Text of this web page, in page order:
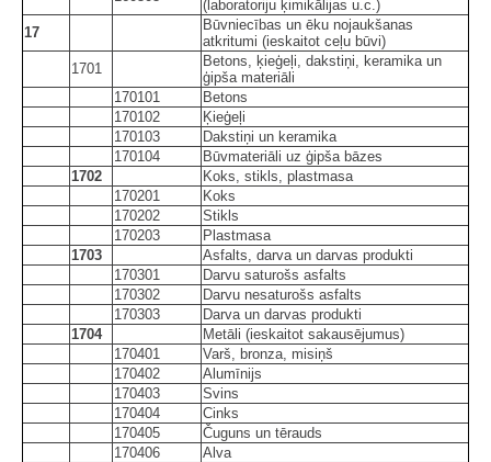
(laboratoriju ķimikālijas u.c.)
17
Būvniecības un ēku nojaukšanas
atkritumi (ieskaitot ceļu būvi)
1701
Betons, ķieģeļi, dakstiņi, keramika un
ģipša materiāli
170101
Betons
170102
Ķieģeļi
170103
Dakstiņi un keramika
170104
Būvmateriāli uz ģipša bāzes
1702
Koks, stikls, plastmasa
170201
Koks
170202
Stikls
170203
Plastmasa
1703
Asfalts, darva un darvas produkti
170301
Darvu saturošs asfalts
170302
Darvu nesaturošs asfalts
170303
Darva un darvas produkti
1704
Metāli (ieskaitot sakausējumus)
170401
Varš, bronza, misiņš
170402
Alumīnijs
170403
Svins
170404
Cinks
170405
Čuguns un tērauds
170406
Alva